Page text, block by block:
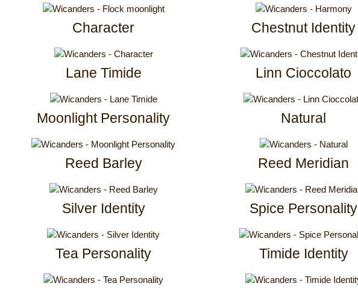
Character Chestnut Identity
Lane Timide Linn Cioccolato
Moonlight Personality Natural
Reed Barley Reed Meridian
Silver Identity Spice Personality
Tea Personality Timide Identity